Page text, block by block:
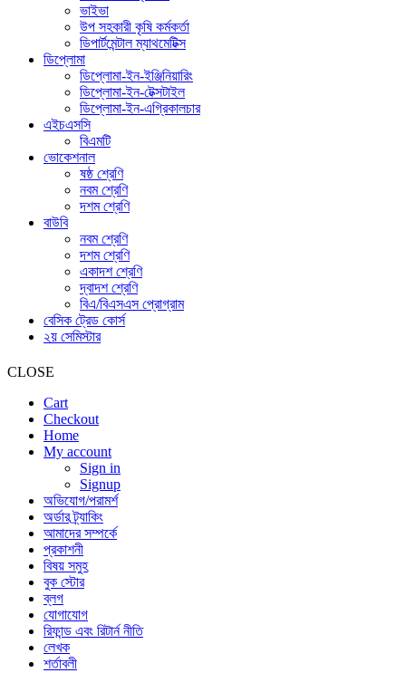
ভাইভা
উপ সহকারী কৃষি কর্মকর্তা
ডিপার্টমেন্টাল ম্যাথমেটিক্স
ডিপ্লোমা
ডিপ্লোমা-ইন-ইঞ্জিনিয়ারিং
ডিপ্লোমা-ইন-টেক্সটাইল
ডিপ্লোমা-ইন-এগ্রিকালচার
এইচএসসি
বিএমটি
ভোকেশনাল
ষষ্ঠ শ্রেণি
নবম শ্রেণি
দশম শ্রেণি
বাউবি
নবম শ্রেণি
দশম শ্রেণি
একাদশ শ্রেণি
দ্বাদশ শ্রেণি
বিএ/বিএসএস প্রোগ্রাম
বেসিক ট্রেড কোর্স
২য় সেমিস্টার
CLOSE
Cart
Checkout
Home
My account
Sign in
Signup
অভিযোগ/পরামর্শ
অর্ডার ট্র্যাকিং
আমাদের সম্পর্কে
প্রকাশনী
বিষয় সমুহ
বুক স্টোর
ব্লগ
যোগাযোগ
রিফান্ড এবং রিটার্ন নীতি
লেখক
শর্তাবলী